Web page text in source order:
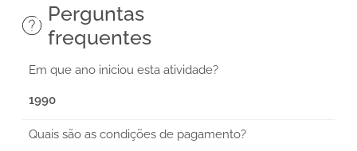
Perguntas
frequentes
Em que ano iniciou esta atividade?
1990
Quais são as condições de pagamento?